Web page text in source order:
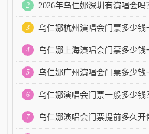
2 2026年乌仁娜深圳有演唱会吗
3 乌仁娜杭州演唱会门票多少钱
4 乌仁娜上海演唱会门票多少钱
5 乌仁娜广州演唱会门票多少钱
6 乌仁娜演唱会门票一般多少钱
7 乌仁娜演唱会门票提前多久开